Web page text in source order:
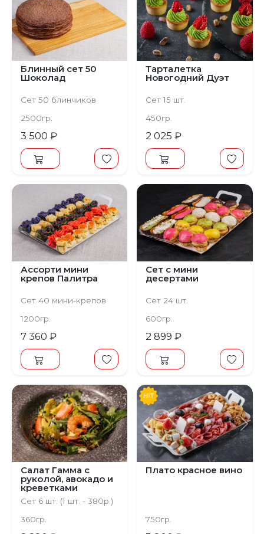
Блинный сет 50
Шоколад
Сет 50 блинчиков
2500гр.
3 500 ₽
Тарталетка
Новогодний Дуэт
Сет 15 шт.
450гр.
2 025 ₽
Ассорти мини
крепов Палитра
Сет 40 мини-крепов
1200гр.
7 360 ₽
Сет с мини
десертами
Сет 24 шт.
600гр.
2 899 ₽
Салат Гамма с
руколой, авокадо и
креветками
Сет 6 шт. (1 шт. - 380р.)
360гр.
Предыдущий
Плато красное вино
750гр.